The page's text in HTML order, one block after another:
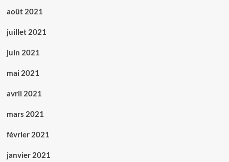
août 2021
juillet 2021
juin 2021
mai 2021
avril 2021
mars 2021
février 2021
janvier 2021